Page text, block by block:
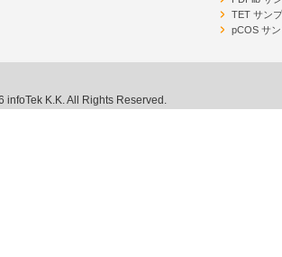
TET サン
pCOS サ
K.K. All Rights Reserved.